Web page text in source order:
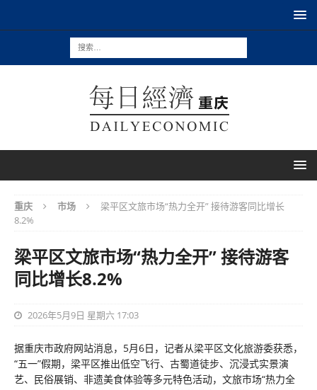
重庆 市场
梁平区文旅市场“热力全开” 接待游客同比增长
8.2%
梁平区文旅市场“热力全开” 接待游客
同比增长8.2%
2026年5月9日 星期六 17:03
据重庆市政府网站消息，5月6日，记者从梁平区文化旅游委获悉，
“五一”假期，梁平区推出低空飞行、古蜀道徒步、沉浸式实景演
艺、民俗展销、非遗美食体验等多元特色活动，文旅市场“热力全